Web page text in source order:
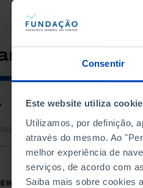
Consentir
Este website utiliza
Utilizamos, por definição,
através do mesmo. Ao
melhor experiência de
serviços, de acordo com
Saiba mais sobre cookies
a pesquisar
INÍCIO